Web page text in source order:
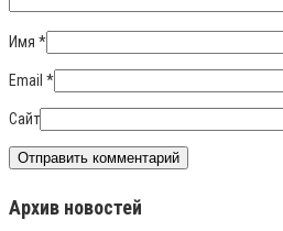
Имя *
Email *
Сайт
Архив новостей